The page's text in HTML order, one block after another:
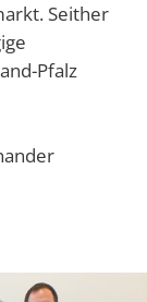
Seither
Pfalz